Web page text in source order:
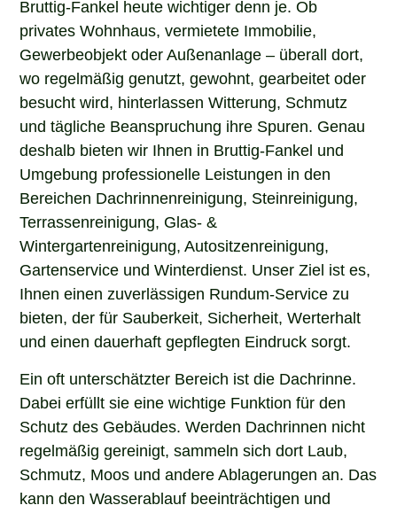
Bruttig-Fankel heute wichtiger denn je. Ob
privates Wohnhaus, vermietete Immobilie,
Gewerbeobjekt oder Außenanlage – überall dort,
wo regelmäßig genutzt, gewohnt, gearbeitet oder
besucht wird, hinterlassen Witterung, Schmutz
und tägliche Beanspruchung ihre Spuren. Genau
deshalb bieten wir Ihnen in Bruttig-Fankel und
Umgebung professionelle Leistungen in den
Bereichen Dachrinnenreinigung, Steinreinigung,
Terrassenreinigung, Glas- &
Wintergartenreinigung, Autositzenreinigung,
Gartenservice und Winterdienst. Unser Ziel ist es,
Ihnen einen zuverlässigen Rundum-Service zu
bieten, der für Sauberkeit, Sicherheit, Werterhalt
und einen dauerhaft gepflegten Eindruck sorgt.
Ein oft unterschätzter Bereich ist die Dachrinne.
Dabei erfüllt sie eine wichtige Funktion für den
Schutz des Gebäudes. Werden Dachrinnen nicht
regelmäßig gereinigt, sammeln sich dort Laub,
Schmutz, Moos und andere Ablagerungen an. Das
kann den Wasserablauf beeinträchtigen und